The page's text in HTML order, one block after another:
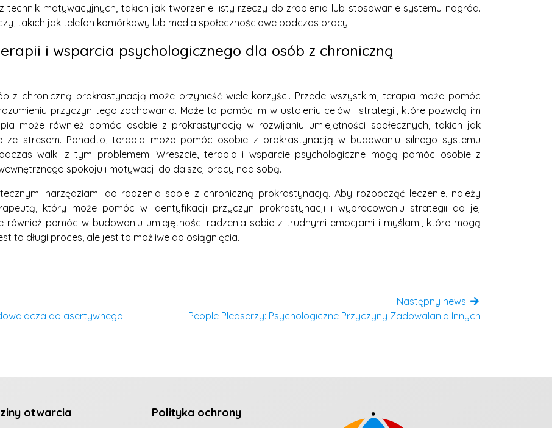
technik motywacyjnych, takich jak tworzenie listy rzeczy do zrobienia lub stosowanie systemu nagród.
takich jak telefon komórkowy lub media społecznościowe podczas pracy.
i wsparcia psychologicznego dla osób z chroniczną
z chroniczną prokrastynacją może przynieść wiele korzyści. Przede wszystkim, terapia może pomóc
przyczyn tego zachowania. Może to pomóc im w ustaleniu celów i strategii, które pozwolą im
może również pomóc osobie z prokrastynacją w rozwijaniu umiejętności społecznych, takich jak
ze stresem. Ponadto, terapia może pomóc osobie z prokrastynacją w budowaniu silnego systemu
walki z tym problemem. Wreszcie, terapia i wsparcie psychologiczne mogą pomóc osobie z
spokoju i motywacji do dalszej pracy nad sobą.
narzędziami do radzenia sobie z chroniczną prokrastynacją. Aby rozpocząć leczenie, należy
który może pomóc w identyfikacji przyczyn prokrastynacji i wypracowaniu strategii do jej
również pomóc w budowaniu umiejętności radzenia sobie z trudnymi emocjami i myślami, które mogą
to długi proces, ale jest to możliwe do osiągnięcia.
do asertywnego
Następny news
People Pleaserzy: Psychologiczne Przyczyny Zadowalania Innych
otwarcia Polityka ochrony